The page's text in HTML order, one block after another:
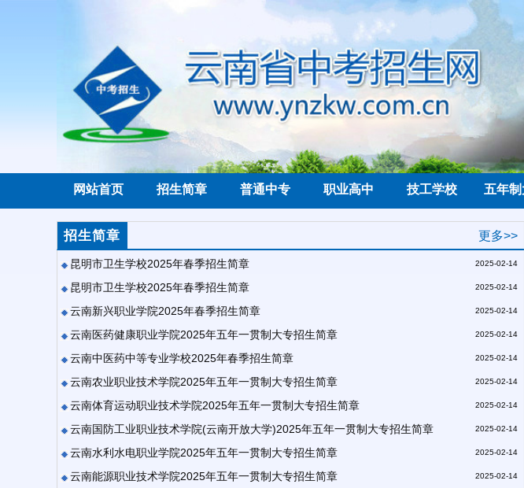
网站首页 招生简章 普通中专 职业高中 技工学校 五年
招生简章 更多>>
昆明市卫生学校2025年春季招生简章 2025-02-14
昆明市卫生学校2025年春季招生简章 2025-02-14
云南新兴职业学院2025年春季招生简章 2025-02-14
云南医药健康职业学院2025年五年一贯制大专招生简章 2025-02-14
云南中医药中等专业学校2025年春季招生简章 2025-02-14
云南农业职业技术学院2025年五年一贯制大专招生简章 2025-02-14
云南体育运动职业技术学院2025年五年一贯制大专招生简章 2025-02-14
云南国防工业职业技术学院(云南开放大学)2025年五年一贯制大专招生简章 2025-02-14
云南水利水电职业学院2025年五年一贯制大专招生简章 2025-02-14
云南能源职业技术学院2025年五年一贯制大专招生简章 2025-02-14